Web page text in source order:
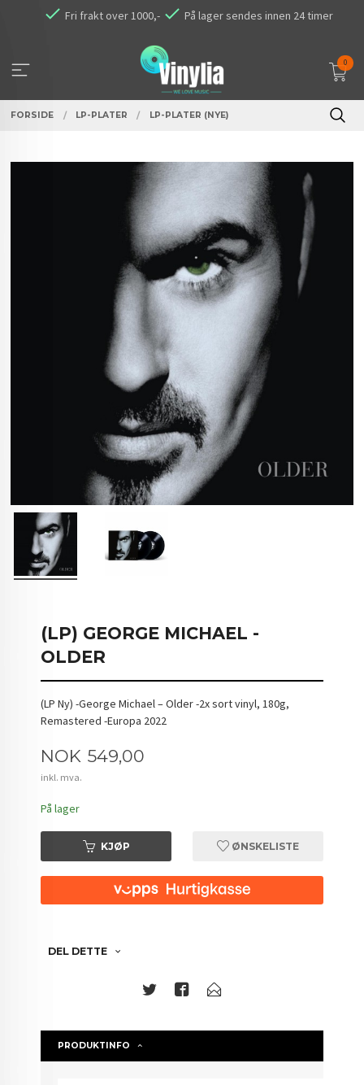
Fri frakt over 1000,- På lager sendes innen 24 timer
0
FORSIDE LP-PLATER LP-PLATER (NYE)
(LP) GEORGE MICHAEL -
OLDER
(LP Ny) -George Michael – Older -2x sort vinyl, 180g,
Remastered -Europa 2022
Pris
NOK 549,00
inkl. mva.
På lager
KJØP ØNSKELISTE
DEL DETTE
PRODUKTINFO